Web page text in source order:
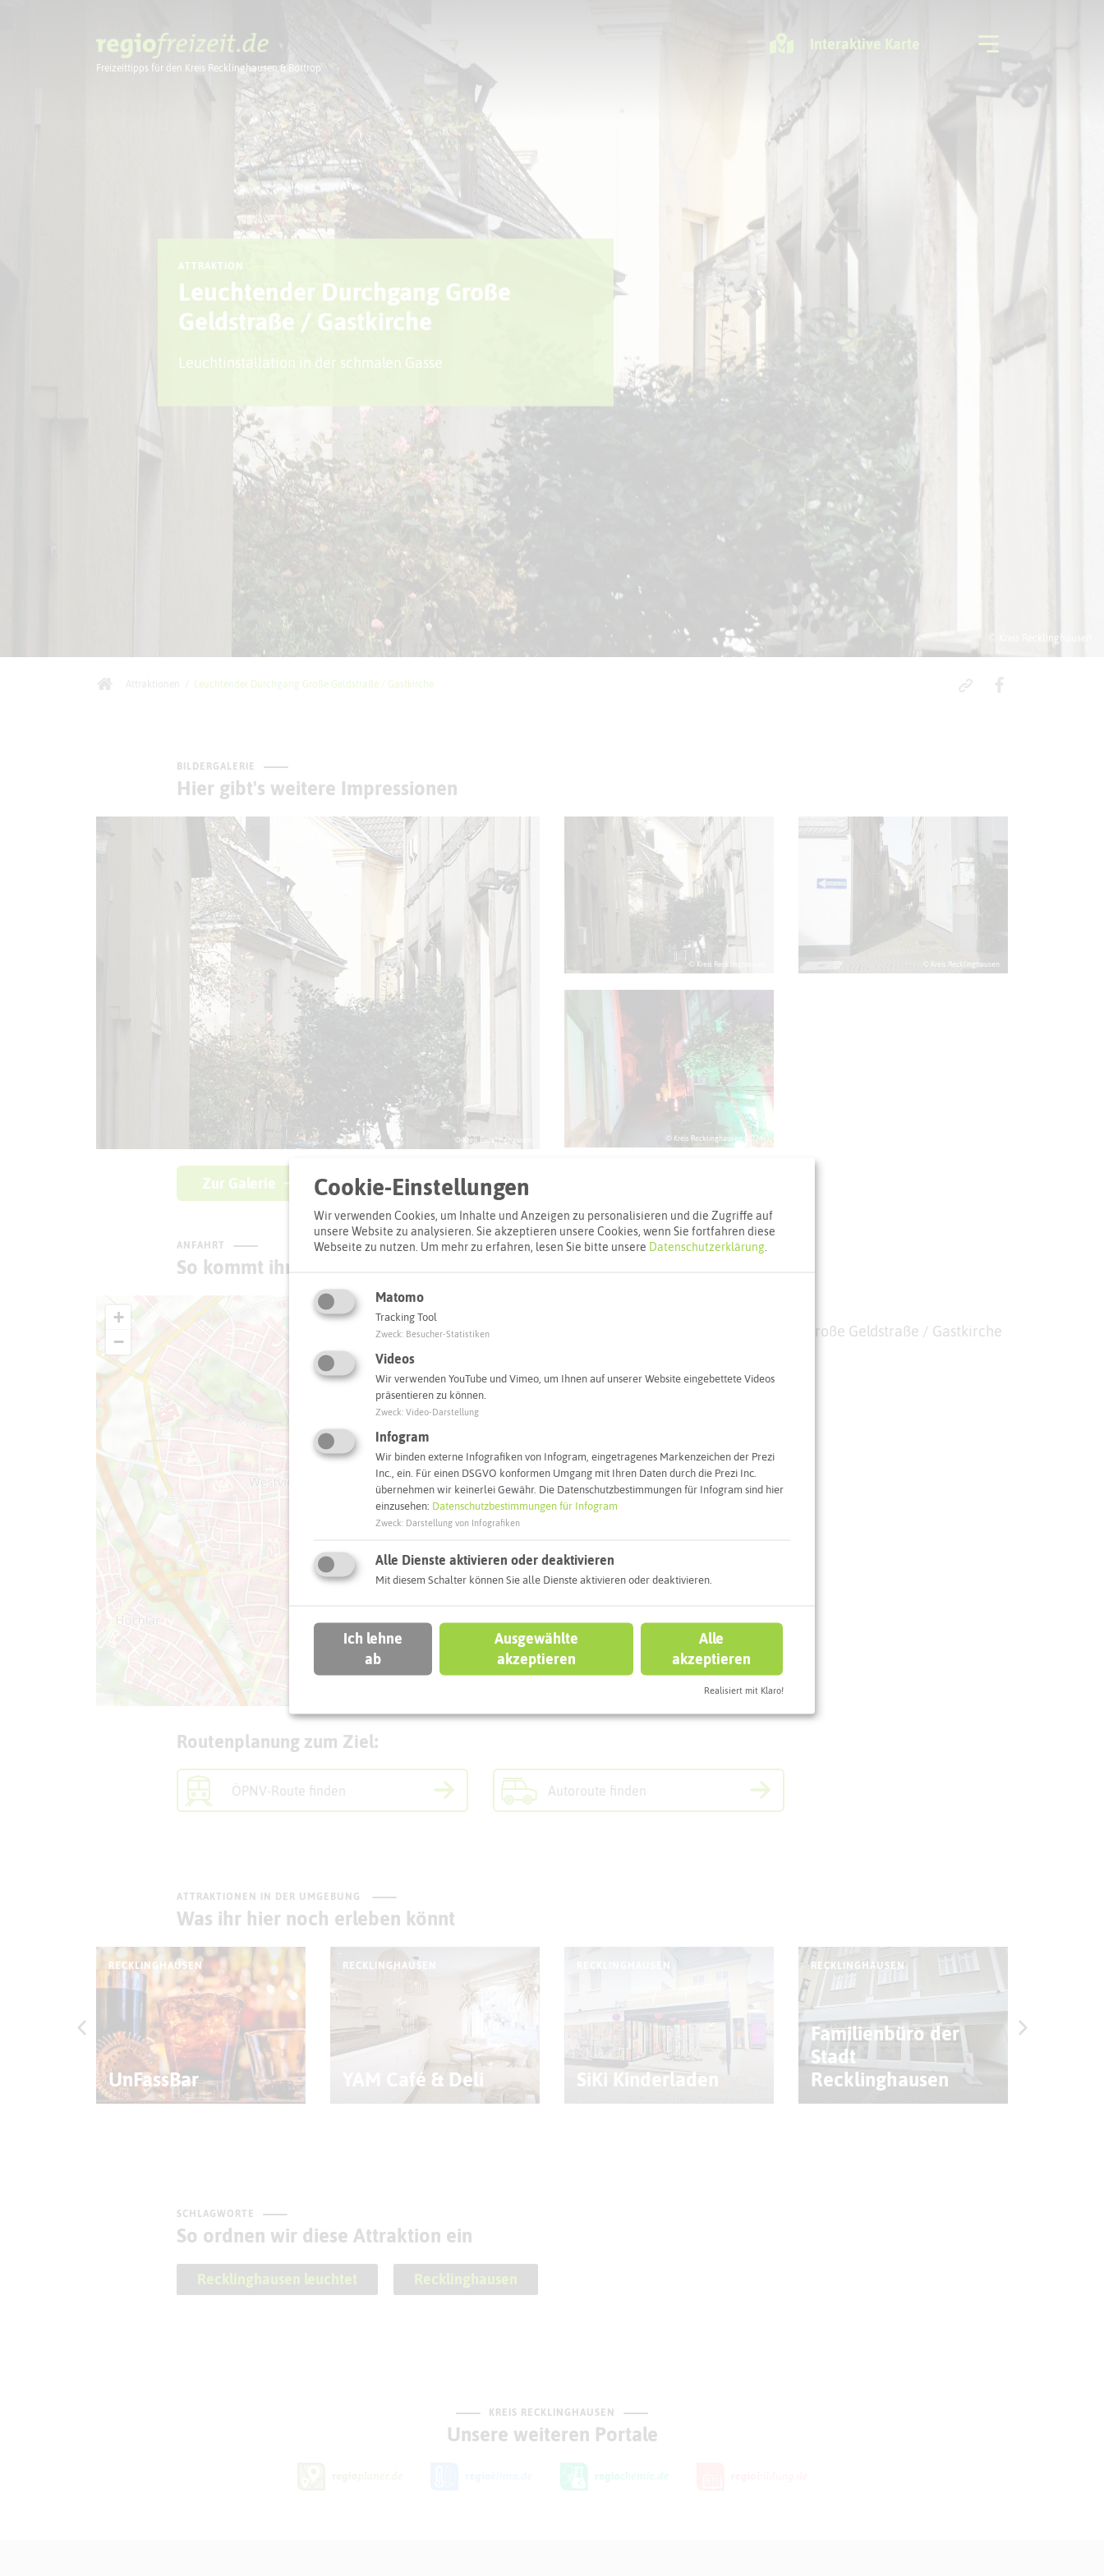
Freizeittipps für den Kreis Recklinghausen & Bottrop
Interaktive Karte
Ausflugstipps Sport + Bewegung Freizeitregion
© Kreis Recklinghausen
ATTRAKTION
Leuchtender Durchgang Große
Geldstraße / Gastkirche
Leuchtinstallation in der schmalen Gasse
Leuchtender Durchgang Große Geldstraße / Gastkirche
BILDERGALERIE
Hier gibt's weitere Impressionen
© Kreis Recklinghausen
© Kreis Recklinghausen © Kreis Recklinghausen
© Kreis Recklinghausen (2024)
Zur Galerie
ANFAHRT
So kommt ihr zum Ziel
+
−
Leuchtender Durchgang Große Geldstraße / Gastkirche
45657 Recklinghausen
Routenplanung zum Ziel:
ÖPNV-Route finden Autoroute finden
ATTRAKTIONEN IN DER UMGEBUNG
Was ihr hier noch erleben könnt
RECKLINGHAUSEN
UnFassBar
RECKLINGHAUSEN
YAM Café & Deli
RECKLINGHAUSEN
SiKi Kinderladen
RECKLINGHAUSEN
Familienbüro der
Stadt
Recklinghausen
SCHLAGWORTE
So ordnen wir diese Attraktion ein
Recklinghausen leuchtet Recklinghausen
KREIS RECKLINGHAUSEN
Unsere weiteren Portale
Cookie-Einstellungen
Wir verwenden Cookies, um Inhalte und Anzeigen zu personalisieren und die Zugriffe auf
unsere Website zu analysieren. Sie akzeptieren unsere Cookies, wenn Sie fortfahren diese
Webseite zu nutzen. Um mehr zu erfahren, lesen Sie bitte unsere Datenschutzerklärung.
Matomo
Tracking Tool
Zweck: Besucher-Statistiken
Videos
Wir verwenden YouTube und Vimeo, um Ihnen auf unserer Website eingebettete Videos
präsentieren zu können.
Zweck: Video-Darstellung
Infogram
Wir binden externe Infografiken von Infogram, eingetragenes Markenzeichen der Prezi
Inc., ein. Für einen DSGVO konformen Umgang mit Ihren Daten durch die Prezi Inc.
übernehmen wir keinerlei Gewähr. Die Datenschutzbestimmungen für Infogram sind hier
einzusehen: Datenschutzbestimmungen für Infogram
Zweck: Darstellung von Infografiken
Alle Dienste aktivieren oder deaktivieren
Mit diesem Schalter können Sie alle Dienste aktivieren oder deaktivieren.
Ich lehne
ab
Ausgewählte
akzeptieren
Alle
akzeptieren
Realisiert mit Klaro!